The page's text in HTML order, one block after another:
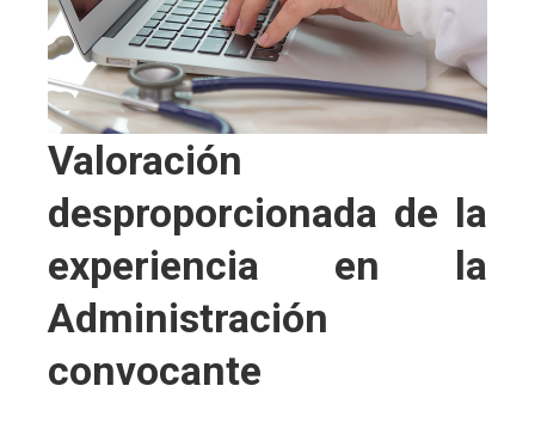
Valoración
desproporcionada de la
experiencia en la
Administración
convocante